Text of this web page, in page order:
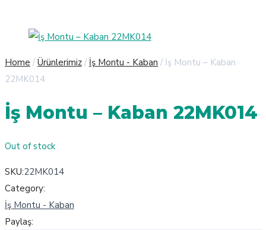
Home /Ürünlerimiz/ İş Montu - Kaban / İş Montu – Kaban
22MK014
İş Montu – Kaban 22MK014
Out of stock
SKU:22MK014
Category:
İş Montu - Kaban
Paylaş: